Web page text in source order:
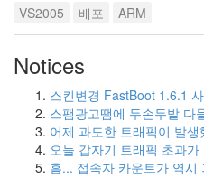
VS2005
배포 ARM
Notices
스킨변경 FastBoot 1.6.1
스팸광고땜에 두손두발 다
어제 과도한 트래픽이 발생
오늘 갑자기 트래픽 초과가
흠... 접속자 카운트가 역시